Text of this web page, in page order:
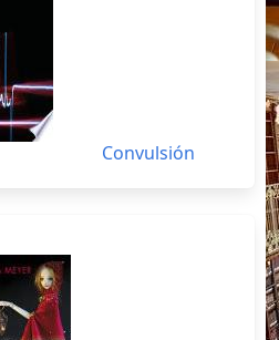
Convulsión